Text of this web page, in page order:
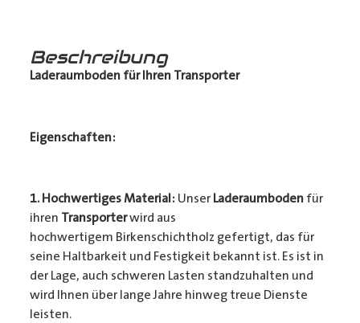
Beschreibung
Laderaumboden für Ihren Transporter
Eigenschaften:
1. Hochwertiges Material: Unser Laderaumbodenfür
ihren Transporterwird aus
hochwertigem Birkenschichtholz gefertigt, das für
seine Haltbarkeit und Festigkeit bekannt ist. Es ist in
der Lage, auch schweren Lasten standzuhalten und
wird Ihnen über lange Jahre hinweg treue Dienste
leisten.